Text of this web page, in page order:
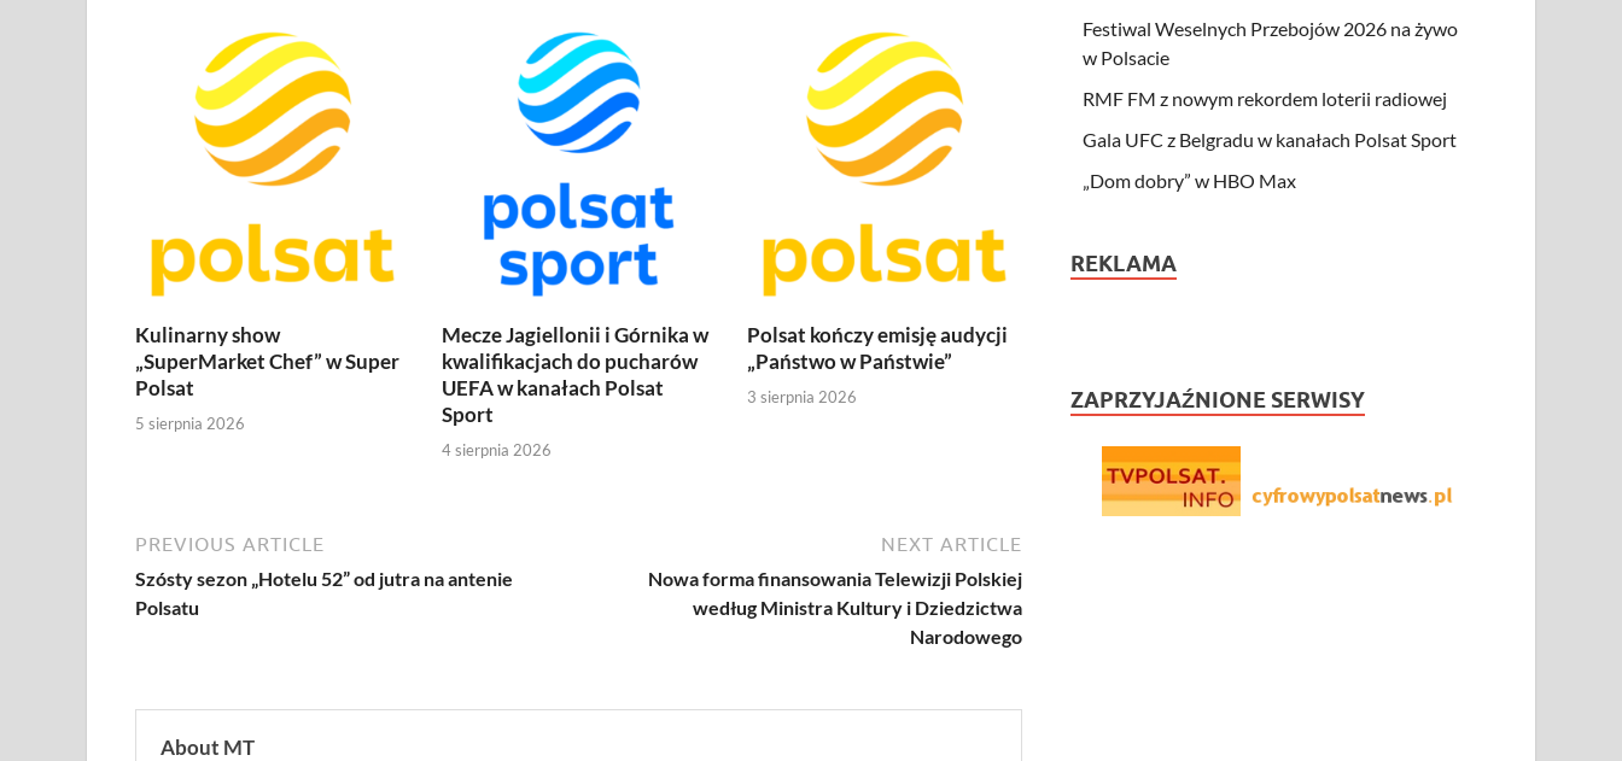
Kulinarny show
„SuperMarket Chef” w Super
Polsat
5 sierpnia 2026
Mecze Jagiellonii i Górnika w
kwalifikacjach do pucharów
UEFA w kanałach Polsat
Sport
4 sierpnia 2026
Polsat kończy emisję audycji
„Państwo w Państwie”
3 sierpnia 2026
PREVIOUS ARTICLE
Szósty sezon „Hotelu 52” od jutra na antenie
Polsatu
NEXT ARTICLE
Nowa forma finansowania Telewizji Polskiej
według Ministra Kultury i Dziedzictwa
Narodowego
About MT
Festiwal Weselnych Przebojów 2026 na żywo
w Polsacie
RMF FM z nowym rekordem loterii radiowej
Gala UFC z Belgradu w kanałach Polsat Sport
„Dom dobry” w HBO Max
REKLAMA
ZAPRZYJAŹNIONE SERWISY